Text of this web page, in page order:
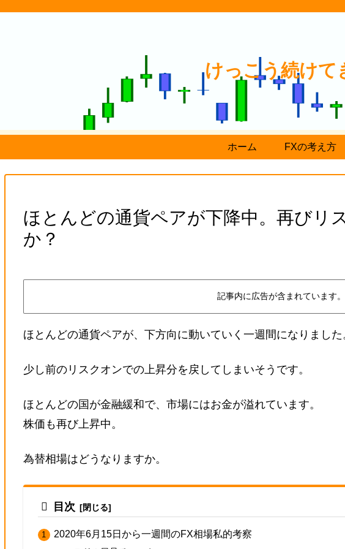
けっこう続けて
ホーム FXの考え方
ほとんどの通貨ペアが下降中。再びリ
か？
記事内に広告が含まれています。
ほとんどの通貨ペアが、下方向に動いていく一週間になりました
少し前のリスクオンでの上昇分を戻してしまいそうです。
ほとんどの国が金融緩和で、市場にはお金が溢れています。
株価も再び上昇中。
為替相場はどうなりますか。
目次
2020年6月15日から一週間のFX相場私的考察